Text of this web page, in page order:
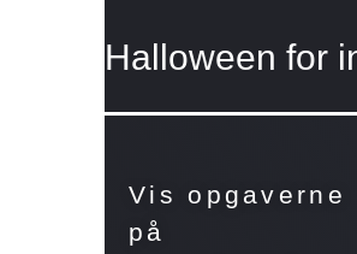
Halloween for
Vis opgaverne
på